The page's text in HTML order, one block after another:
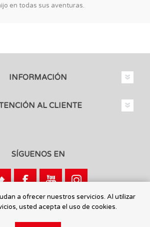
en todas sus aventuras.
INFORMACIÓN
AL CLIENTE
SÍGUENOS EN
León, 1 - 03440 Ibi, Alicante
a ofrecer nuestros servicios. Al utilizar
usted acepta el uso de cookies.